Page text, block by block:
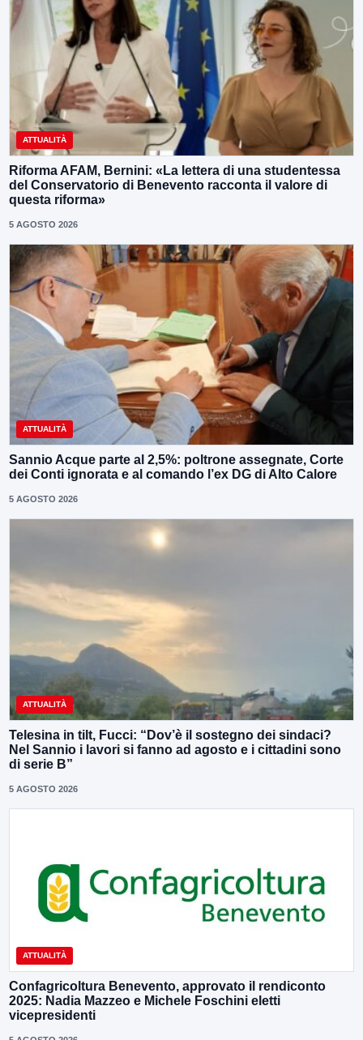
ATTUALITÀ
Riforma AFAM, Bernini: «La lettera di una studentessa
del Conservatorio di Benevento racconta il valore di
questa riforma»
5 AGOSTO 2026
ATTUALITÀ
Sannio Acque parte al 2,5%: poltrone assegnate, Corte
dei Conti ignorata e al comando l’ex DG di Alto Calore
5 AGOSTO 2026
ATTUALITÀ
Telesina in tilt, Fucci: “Dov’è il sostegno dei sindaci?
Nel Sannio i lavori si fanno ad agosto e i cittadini sono
di serie B”
5 AGOSTO 2026
ATTUALITÀ
Confagricoltura Benevento, approvato il rendiconto
2025: Nadia Mazzeo e Michele Foschini eletti
vicepresidenti